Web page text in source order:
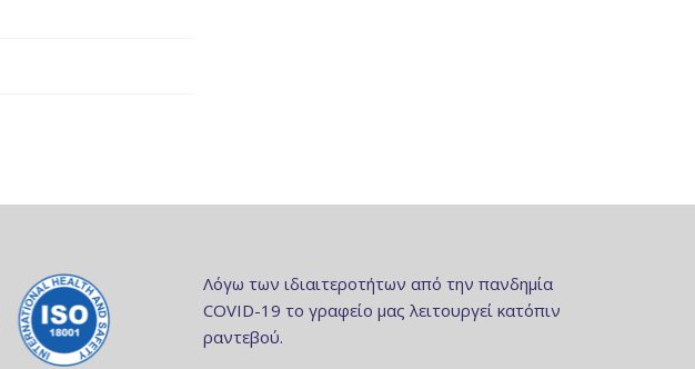
Λόγω των ιδιαιτεροτήτων από την πανδημία
COVID-19 το γραφείο μας λειτουργεί κατόπιν
ραντεβού.